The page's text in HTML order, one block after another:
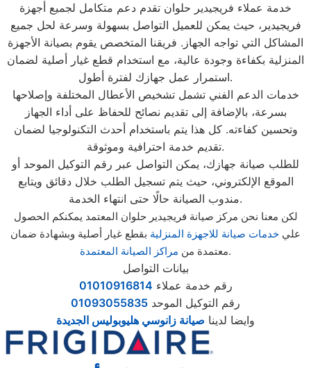
خدمة عملاء فريجيدير حلوان تقدم دعم متكامل لجميع أجهزة
فريجيدير، حيث يمكن للعميل التواصل بسهولة وسرعة لحل جميع
المشاكل التي تواجه الجهاز. فريقنا المتخصص يقوم بصيانة الأجهزة
المنزلية بكفاءة وجودة عالية، مع استخدام قطع غيار أصلية لضمان
استمرار عمل جهازك لفترة أطول.
خدمات الدعم الفني تشمل تشخيص الأعطال المختلفة وإصلاحها
بسرعة، بالإضافة إلى تقديم نصائح للحفاظ على أداء الجهاز
وتحسين كفاءته. كل هذا يتم باستخدام أحدث التكنولوجيا لضمان
تقديم خدمة احترافية وموثوقة.
للطلب صيانة جهازك، يمكن التواصل عبر رقم التوكيل الموحد أو
الموقع الإلكتروني، حيث يتم تسجيل الطلب خلال دقائق ويتابع
مندوب الصيانة حالًا حتى انتهاء الخدمة.
لكن معنا نحن مركز صيانة فريجيدير حلوان المعتمد يمكنكم الحصول
علي خدمات صيانة للاجهزة المنزلية بقطع غيار أصلية وبشهادة ضمان
معتمدة من مراكز الصيانة المعتمدة .
بيانات التواصل
رقم خدمة عملاء 01010916814
رقم التوكيل الموحد 01093055835
وايضا لدينا صيانة زانوسي هليوبوليس الجديدة